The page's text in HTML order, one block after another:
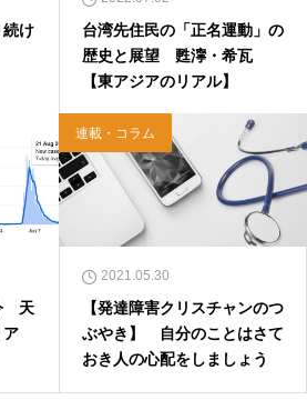
続け
台湾先住民の「正名運動」の
歴史と展望 甦濘・希瓦
【東アジアのリアル】
天
連載・コラム
2021.05.30
【発達障害クリスチャンのつ
ぶやき】 自分のことはさて
おき人の心配をしましょう